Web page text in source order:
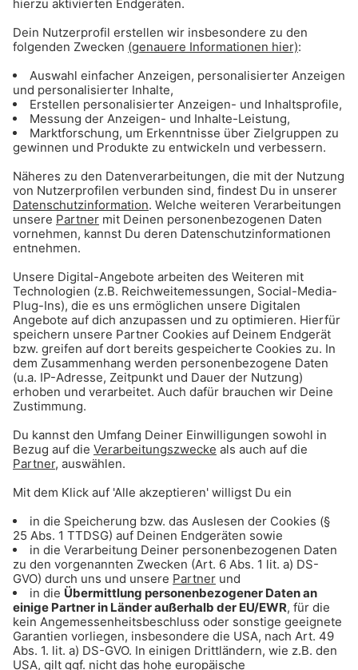
Gong 96.3 - Mediadaten
ANZEIGE - Sichere dir Tagestickets für
den Triassic Park auf der Steinplatte
ANZEIGE - Klaer Kosmetik - Naturnahe
Wirkkosmetik für empfindliche Haut